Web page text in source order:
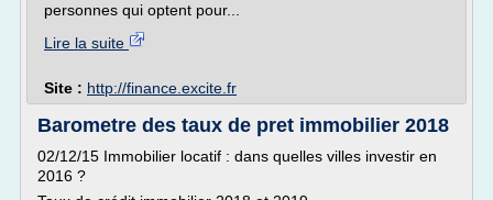
personnes qui optent pour...
Lire la suite
Site : http://finance.excite.fr
Barometre des taux de pret immobilier 2018
02/12/15 Immobilier locatif : dans quelles villes investir en
2016 ?